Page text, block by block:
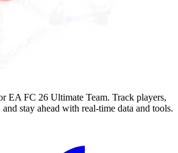
EA FC 26 Ultimate Team. Track players,
stay ahead with real-time data and tools.